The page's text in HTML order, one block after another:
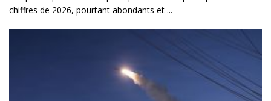
chiffres de 2026, pourtant abondants et ...